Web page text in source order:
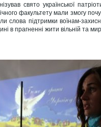
свято української
факультету мали змогу
слова підтримки воїнам-
прагненні жити вільній та